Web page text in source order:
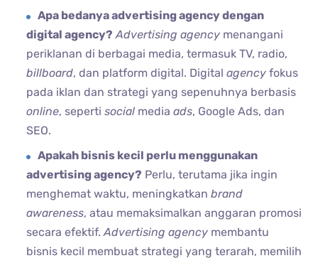
Apa bedanya advertising agency dengan
digital agency? Advertising agency menangani
periklanan di berbagai media, termasuk TV, radio,
billboard, dan platform digital. Digitalagency fokus
pada iklan dan strategi yang sepenuhnya berbasis
online, sepertisocial mediaads, Google Ads, dan
SEO.
Apakah bisnis kecil perlu menggunakan
advertising agency? Perlu, terutama jika ingin
menghemat waktu, meningkatkanbrand
awareness, atau memaksimalkan anggaran promosi
secara efektif.Advertising agency membantu
bisnis kecil membuat strategi yang terarah, memilih